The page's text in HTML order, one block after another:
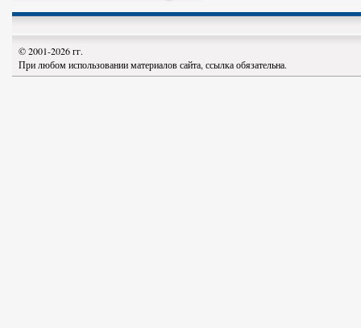
© 2001-2026 гг.
При любом использовании материалов сайта, ссылка обязательна.